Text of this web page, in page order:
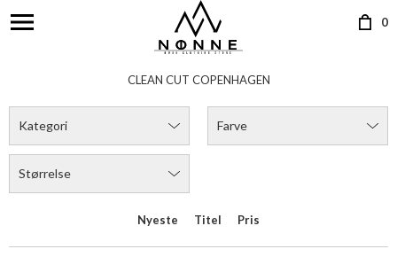
0
CLEAN CUT COPENHAGEN
Kategori Farve
Størrelse
Nyeste Titel Pris